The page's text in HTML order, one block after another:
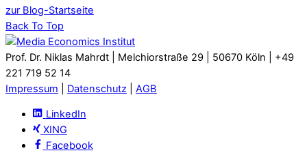
zur Blog-Startseite
Back To Top
Prof. Dr. Niklas Mahrdt | Melchiorstraße 29 | 50670 Köln | +49
221 719 52 14
Impressum
Datenschutz AGB
LinkedIn
XING
Facebook